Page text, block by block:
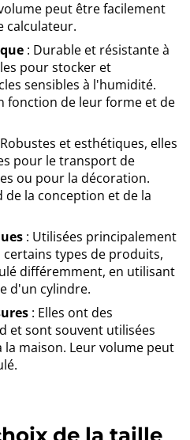
peut être facilement
calculateur.
: Durable et résistante à
pour stocker et
sensibles à l'humidité.
fonction de leur forme et de
et esthétiques, elles
pour le transport de
ou pour la décoration.
de la conception et de la
: Utilisées principalement
types de produits,
différemment, en utilisant
d'un cylindre.
: Elles ont des
et sont souvent utilisées
maison. Leur volume peut